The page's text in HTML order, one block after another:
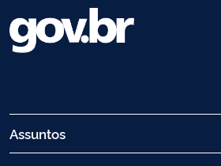
Assuntos